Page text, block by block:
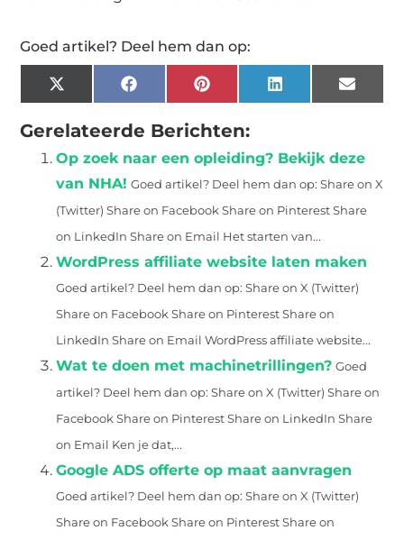
Goed artikel? Deel hem dan op:
X
(Twitter)
FacebookPinterestLinkedIn Email
Gerelateerde Berichten:
Op zoek naar een opleiding? Bekijk deze
van NHA! Goed artikel? Deel hem dan op: Share on X
(Twitter) Share on Facebook Share on Pinterest Share
on LinkedIn Share on Email Het starten van...
WordPress affiliate website laten maken
Goed artikel? Deel hem dan op: Share on X (Twitter)
Share on Facebook Share on Pinterest Share on
LinkedIn Share on Email WordPress affiliate website...
Wat te doen met machinetrillingen? Goed
artikel? Deel hem dan op: Share on X (Twitter) Share on
Facebook Share on Pinterest Share on LinkedIn Share
on Email Ken je dat,...
Google ADS offerte op maat aanvragen
Goed artikel? Deel hem dan op: Share on X (Twitter)
Share on Facebook Share on Pinterest Share on